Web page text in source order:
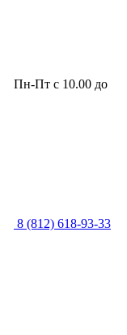
Пн-Пт с 10.00 до
8 (812) 618-93-33